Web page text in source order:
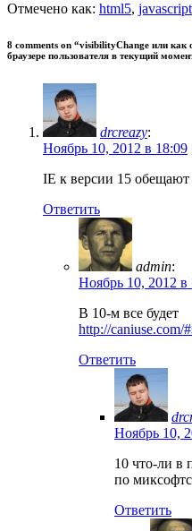
Отмечено как: html5, javascript
8 comments on “visibilityChange или как
браузере пользователя в текущий
drcreazy:
Ноябрь 10, 2012 в 18:09
IE к версии 15 обещают
Ответить
admin:
Ноябрь 10, 2012 в
В 10-м все будет
http://caniuse.com/
Ответить
Ноябрь 10,
10 что-ли в
по
Ответить